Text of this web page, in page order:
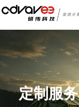
定制服务